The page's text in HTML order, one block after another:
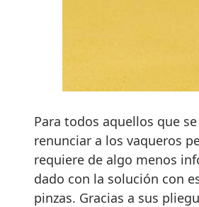
Para todos aquellos que
renunciar a los vaqueros
requiere de algo menos
dado con la solución con
pinzas. Gracias a sus